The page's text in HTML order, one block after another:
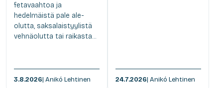
fetavaahtoa ja
hedelmäistä pale ale-
olutta, saksalaistyylistä
vehnäolutta tai raikasta...
3.8.2026| Anikó Lehtinen 24.7.2026| Anikó Lehtinen